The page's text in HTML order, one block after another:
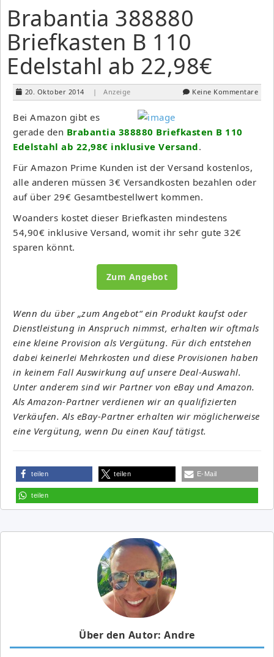
Brabantia 388880
Briefkasten B 110
Edelstahl ab 22,98€
20. Oktober 2014 | Anzeige Keine Kommentare
Bei Amazon gibt es
gerade den Brabantia 388880 Briefkasten B 110
Edelstahl ab 22,98€ inklusive Versand.
Für Amazon Prime Kunden ist der Versand kostenlos,
alle anderen müssen 3€ Versandkosten bezahlen oder
auf über 29€ Gesamtbestellwert kommen.
Woanders kostet dieser Briefkasten mindestens
54,90€ inklusive Versand, womit ihr sehr gute 32€
sparen könnt.
Zum Angebot
Wenn du über „zum Angebot“ ein Produkt kaufst oder
Dienstleistung in Anspruch nimmst, erhalten wir oftmals
eine kleine Provision als Vergütung. Für dich entstehen
dabei keinerlei Mehrkosten und diese Provisionen haben
in keinem Fall Auswirkung auf unsere Deal-Auswahl.
Unter anderem sind wir Partner von eBay und Amazon.
Als Amazon-Partner verdienen wir an qualifizierten
Verkäufen. Als eBay-Partner erhalten wir möglicherweise
eine Vergütung, wenn Du einen Kauf tätigst.
teilen teilen E-Mail
teilen
Über den Autor: Andre